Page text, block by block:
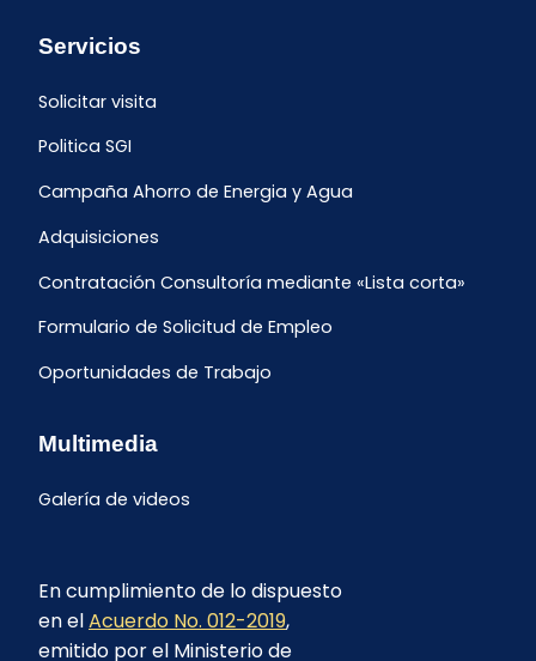
Servicios
Solicitar visita
Politica SGI
Campaña Ahorro de Energia y Agua
Adquisiciones
Contratación Consultoría mediante «Lista corta»
Formulario de Solicitud de Empleo
Oportunidades de Trabajo
Multimedia
Galería de videos
En cumplimiento de lo dispuesto
en elAcuerdo No. 012-2019,
emitido por el Ministerio de